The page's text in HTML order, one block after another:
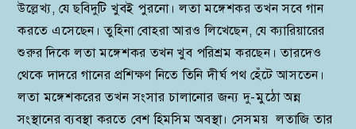
উল্লেখ্য, যে ছবিদুটি খুবই পুরনো। লতা মঙ্গেশকর তখন সবে গান
করতে এসেছেন। তুহিনা বোহরা আরও লিখেছেন, যে ক্যারিয়ারের
শুরুর দিকে লতা মঙ্গেশকর তখন খুব পরিশ্রম করছেন। তারদেও
থেকে দাদরে গানের প্রশিক্ষণ নিতে তিনি দীর্ঘ পথ হেঁটে আসতেন।
লতা মঙ্গেশকরের তখন সংসার চালানোর জন্য দু-মুঠো অন্ন
সংস্থানের ব্যবস্থা করতে বেশ হিমসিম অবস্থা। সেসময় লতাজি তার